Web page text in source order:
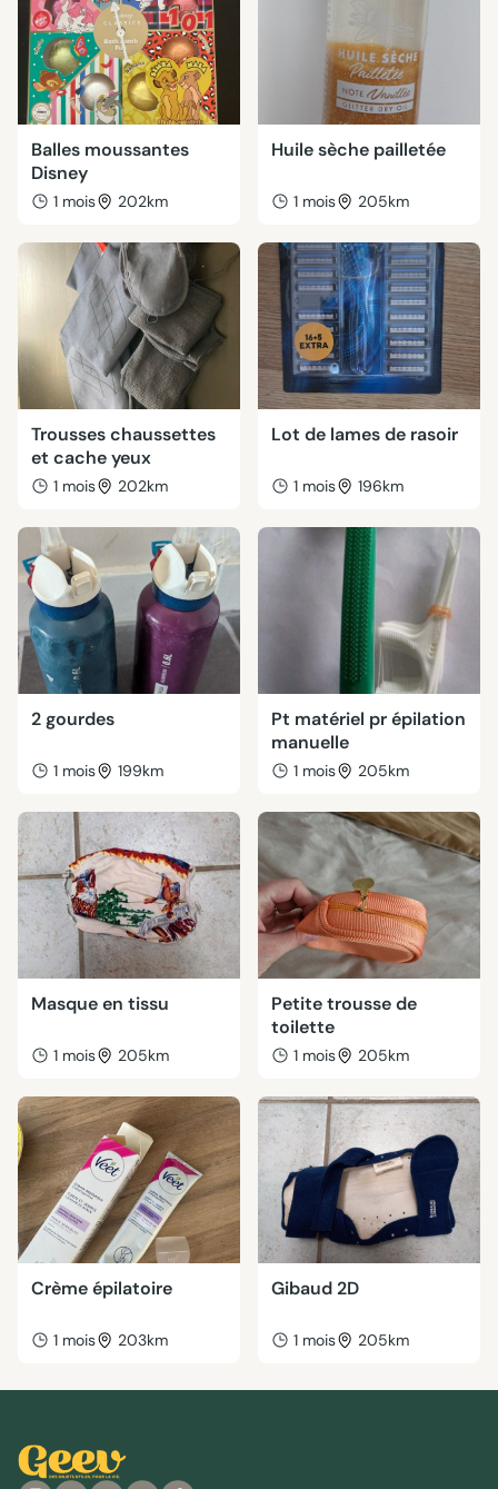
Balles moussantes
Disney
1 mois 202km
Huile sèche pailletée
1 mois 205km
Trousses chaussettes
et cache yeux
1 mois 202km
Lot de lames de rasoir
1 mois 196km
2 gourdes
1 mois 199km
Pt matériel pr épilation
manuelle
1 mois 205km
Masque en tissu
1 mois 205km
Petite trousse de
toilette
1 mois 205km
Crème épilatoire
1 mois 203km
Gibaud 2D
1 mois 205km